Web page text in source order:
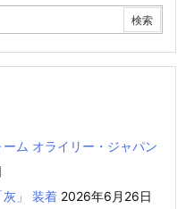
ーム オライリー・ジャパン
灰」 装着 2026年6月26日